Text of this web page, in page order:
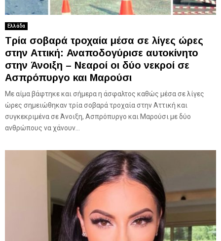
Ελλάδα
Τρία σοβαρά τροχαία μέσα σε λίγες ώρες
στην Αττική: Αναποδογύρισε αυτοκίνητο
στην Άνοιξη – Νεαροί οι δύο νεκροί σε
Ασπρόπυργο και Μαρούσι
Με αίμα βάφτηκε και σήμερα η άσφαλτος καθώς μέσα σε λίγες
ώρες σημειώθηκαν τρία σοβαρά τροχαία στην Αττική και
συγκεκριμένα σε Άνοιξη, Ασπρόπυργο και Μαρούσι με δύο
ανθρώπους να χάνουν...